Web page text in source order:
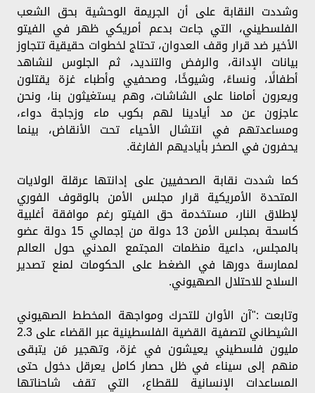
وشددت النقابة على أن الجريمة الوحشية بحق الشعب
الفلسطيني، التي جاءت بدعم أمريكي ظهر في الفيتو
الأخير ضد قرار وقف العدوان، تحتاج لخطوات حقيقية تتجاوز
بيانات الإدانة، والرفض والتنديد، ثم الجلوس لنشاهد
أطفالًا، ونساءً، وشيوخًا، وصحفيي وأطباء غزة يقتلون
ويعرون أمامنا على الشاشات، وهم يستغيثون بنا، ونحن
عاجزون عن مد أيادينا لهم بكوب ماء وزجاجة دواء،
ومساعدتهم في انتشال الأحياء تحت الأنقاض، بينما
يحفرون في الصخر بأياديهم الفارغة.
كما شددت نقابة الصحفيين على إدانتها عرقلة الولايات
المتحدة الأمريكية قرار مجلس الأمن بالوقوف الفوري
لإطلاق النار، مستخدمة حق الفيتو رغم موافقة أغلبية
كاسحة بمجلس الأمن 13 دولة من إجمالي 15 دولة عضو
بالمجلس، داعية منظمات المجتمع المدني حول العالم
لممارسة دورها في الضغط على الحكومات لمنع تصدير
السلاح للاحتلال الصهيوني.
وتابعت :"آن الأوان للتحرك ومواجهة المخطط الصهيوني
الشيطاني لتصفية القضية الفلسطينية عبر القضاء على 2.3
مليون فلسطيني يعيشون في غزة، وتهجير مَن يتبقى
منهم إلى سيناء في ظل حصار كامل يعرقل دخول حتى
المساعدات الإنسانية للقطاع، التي تقف شاحناتها